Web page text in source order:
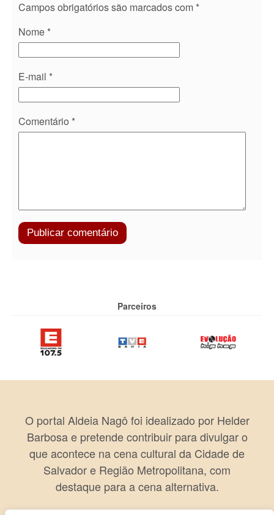
Campos obrigatórios são marcados com *
Nome *
E-mail *
Comentário *
Parceiros
O portal Aldeia Nagô foi idealizado por Helder
Barbosa e pretende contribuir para divulgar o
que acontece na cena cultural da Cidade de
Salvador e Região Metropolitana, com
destaque para a cena alternativa.